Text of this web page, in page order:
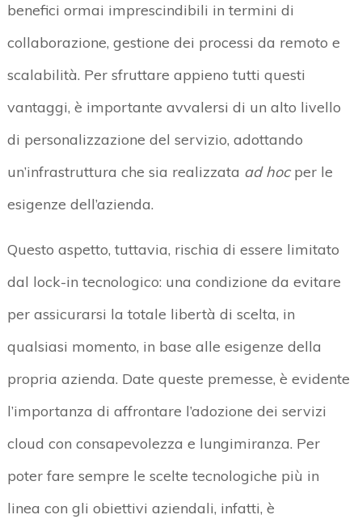
benefici ormai imprescindibili in termini di
collaborazione, gestione dei processi da remoto e
scalabilità. Per sfruttare appieno tutti questi
vantaggi, è importante avvalersi di un alto livello
di personalizzazione del servizio, adottando
un’infrastruttura che sia realizzata ad hocper le
esigenze dell’azienda.
Questo aspetto, tuttavia, rischia di essere limitato
dal lock-in tecnologico: una condizione da evitare
per assicurarsi la totale libertà di scelta, in
qualsiasi momento, in base alle esigenze della
propria azienda. Date queste premesse, è evidente
l’importanza di affrontare l’adozione dei servizi
cloud con consapevolezza e lungimiranza. Per
poter fare sempre le scelte tecnologiche più in
linea con gli obiettivi aziendali, infatti, è